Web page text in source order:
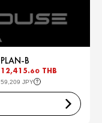
PLAN-B
12,415.60 THB
59,209 JPY